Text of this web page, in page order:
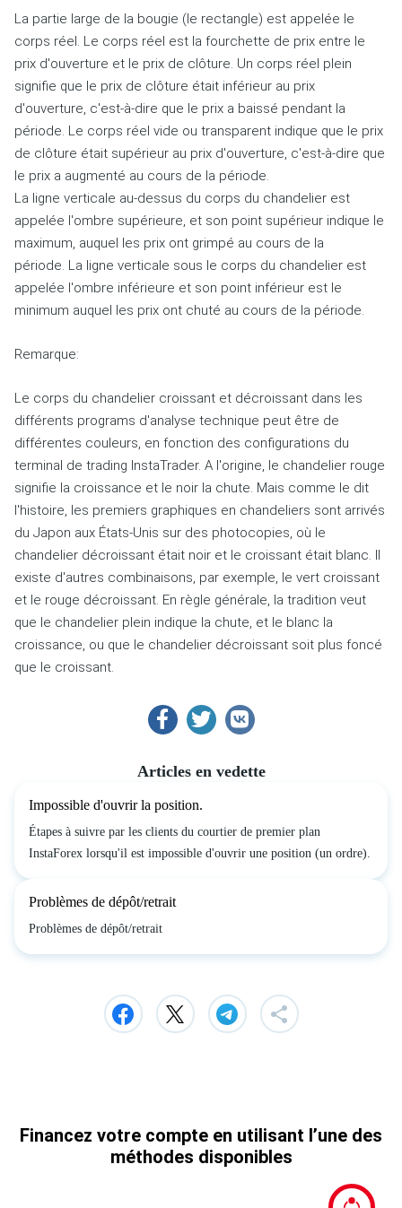
La partie large de la bougie (le rectangle) est appelée le
corps réel. Le corps réel est la fourchette de prix entre le
prix d'ouverture et le prix de clôture. Un corps réel plein
signifie que le prix de clôture était inférieur au prix
d'ouverture, c'est-à-dire que le prix a baissé pendant la
période. Le corps réel vide ou transparent indique que le prix
de clôture était supérieur au prix d'ouverture, c'est-à-dire que
le prix a augmenté au cours de la période.
La ligne verticale au-dessus du corps du chandelier est
appelée l'ombre supérieure, et son point supérieur indique le
maximum, auquel les prix ont grimpé au cours de la
période. La ligne verticale sous le corps du chandelier est
appelée l'ombre inférieure et son point inférieur est le
minimum auquel les prix ont chuté au cours de la période.
Remarque:
Le corps du chandelier croissant et décroissant dans les
différents programs d'analyse technique peut être de
différentes couleurs, en fonction des configurations du
terminal de trading InstaTrader. A l'origine, le chandelier rouge
signifie la croissance et le noir la chute. Mais comme le dit
l'histoire, les premiers graphiques en chandeliers sont arrivés
du Japon aux États-Unis sur des photocopies, où le
chandelier décroissant était noir et le croissant était blanc. Il
existe d'autres combinaisons, par exemple, le vert croissant
et le rouge décroissant. En règle générale, la tradition veut
que le chandelier plein indique la chute, et le blanc la
croissance, ou que le chandelier décroissant soit plus foncé
que le croissant.
Articles en vedette
Impossible d'ouvrir la position.
Étapes à suivre par les clients du courtier de premier plan
InstaForex lorsqu'il est impossible d'ouvrir une position (un ordre).
Problèmes de dépôt/retrait
Problèmes de dépôt/retrait
Financez votre compte en utilisant l’une des
méthodes disponibles